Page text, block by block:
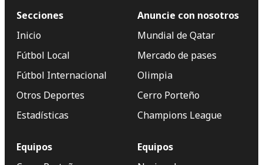
Secciones
Inicio
Fútbol Local
Fútbol Internacional
Otros Deportes
Estadísticas
Anuncie con nosotros
Mundial de Qatar
Mercado de pases
Olimpia
Cerro Porteño
Champions League
Equipos
Equipos